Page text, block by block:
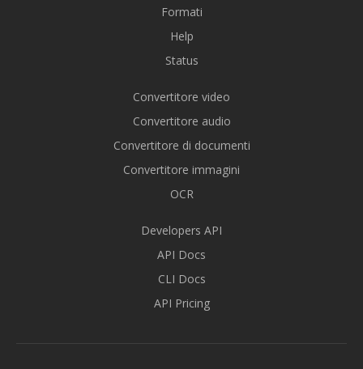
Formati
Help
Status
Convertitore video
Convertitore audio
Convertitore di documenti
Convertitore immagini
OCR
Developers API
API Docs
CLI Docs
API Pricing